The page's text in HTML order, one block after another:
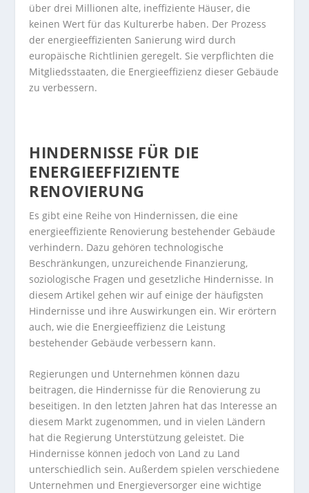
über drei Millionen alte, ineffiziente Häuser, die
keinen Wert für das Kulturerbe haben. Der Prozess
der energieeffizienten Sanierung wird durch
europäische Richtlinien geregelt. Sie verpflichten die
Mitgliedsstaaten, die Energieeffizienz dieser Gebäude
zu verbessern.
HINDERNISSE FÜR DIE
ENERGIEEFFIZIENTE
RENOVIERUNG
Es gibt eine Reihe von Hindernissen, die eine
energieeffiziente Renovierung bestehender Gebäude
verhindern. Dazu gehören technologische
Beschränkungen, unzureichende Finanzierung,
soziologische Fragen und gesetzliche Hindernisse. In
diesem Artikel gehen wir auf einige der häufigsten
Hindernisse und ihre Auswirkungen ein. Wir erörtern
auch, wie die Energieeffizienz die Leistung
bestehender Gebäude verbessern kann.
Regierungen und Unternehmen können dazu
beitragen, die Hindernisse für die Renovierung zu
beseitigen. In den letzten Jahren hat das Interesse an
diesem Markt zugenommen, und in vielen Ländern
hat die Regierung Unterstützung geleistet. Die
Hindernisse können jedoch von Land zu Land
unterschiedlich sein. Außerdem spielen verschiedene
Unternehmen und Energieversorger eine wichtige